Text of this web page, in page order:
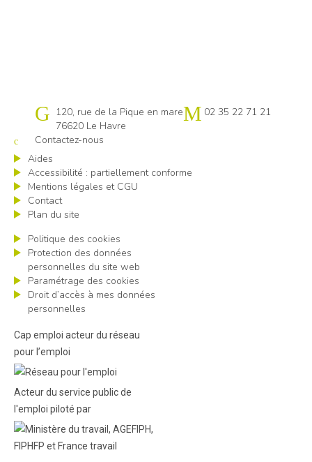
Cap emploi 76 Le Havre
120, rue de la Pique en mare
76620 Le Havre
02 35 22 71 21
Contactez-nous
Aides
Accessibilité : partiellement conforme
Mentions légales et CGU
Contact
Plan du site
Politique des cookies
Protection des données
personnelles du site web
Paramétrage des cookies
Droit d’accès à mes données
personnelles
Cap emploi acteur du réseau
pour l’emploi
Acteur du service public de
l'emploi piloté par